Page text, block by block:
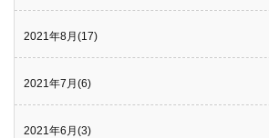
2021年8月(17)
2021年7月(6)
2021年6月(3)